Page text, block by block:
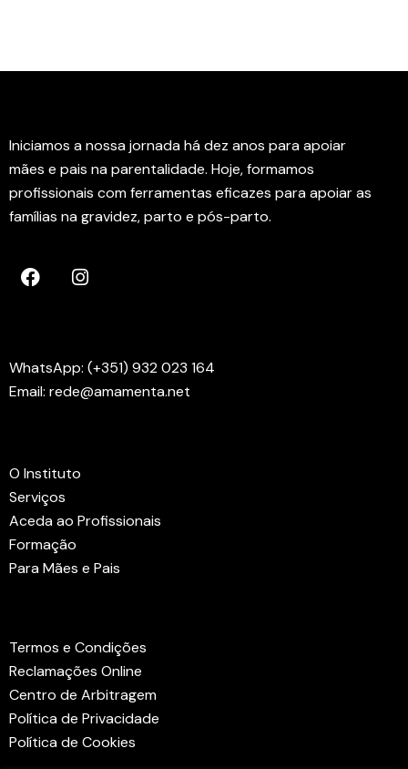
Iniciamos a nossa jornada há dez anos para apoiar
mães e pais na parentalidade. Hoje, formamos
profissionais com ferramentas eficazes para apoiar as
famílias na gravidez, parto e pós-parto.
WhatsApp: (+351) 932 023 164
Email: rede@amamenta.net
O Instituto
Serviços
Aceda ao Profissionais
Formação
Para Mães e Pais
Termos e Condições
Reclamações Online
Centro de Arbitragem
Política de Privacidade
Política de Cookies